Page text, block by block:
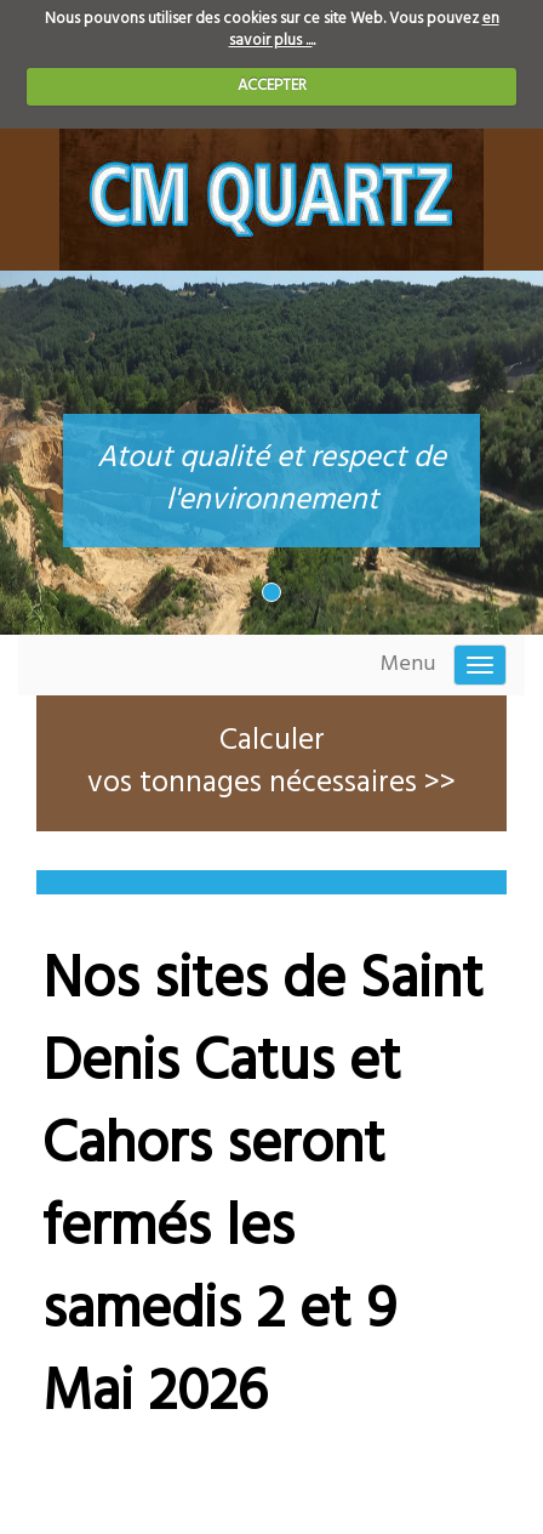
Nous pouvons utiliser des cookies sur ce site Web. Vous pouvezen
savoir plus ....
ACCEPTER
Atout qualité et respect de
l'environnement
Toggle
Menu
Calculer
vos tonnages nécessaires >>
Nos sites de Saint
Denis Catus et
Cahors seront
fermés les
samedis 2 et 9
Mai 2026